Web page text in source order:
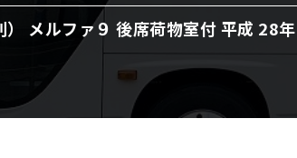
メルファ９ 後席荷物室付 平成 28年